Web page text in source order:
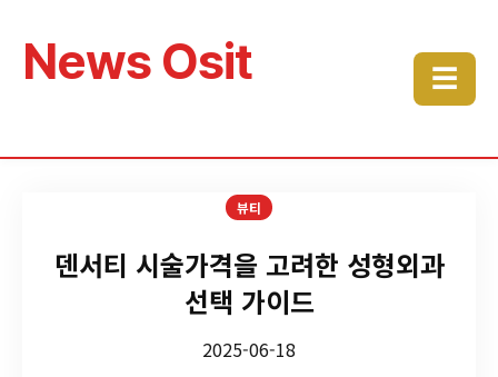
News Osit ☰
뷰티
덴서티 시술가격을 고려한 성형외과
선택 가이드
2025-06-18